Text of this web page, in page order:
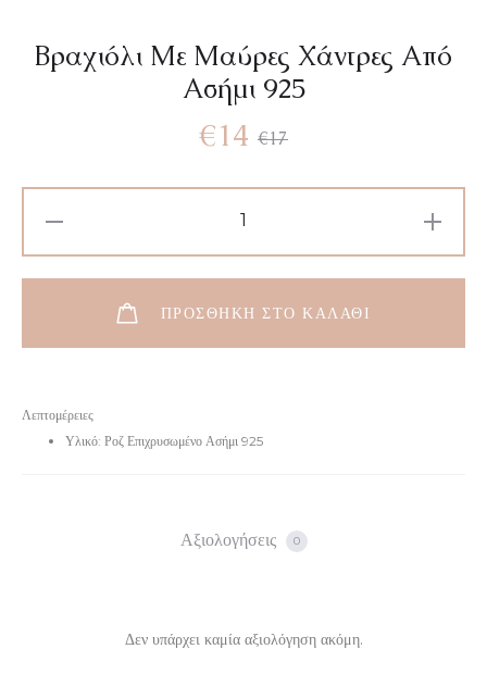
Βραχιόλι Με Μαύρες Χάντρες Από
Ασήμι 925
Λεπτομέρειες
Υλικό: Ροζ Επιχρυσωμένο Ασήμι 925
€17
Original
price
was:
€17.
€14
Η
τρέχουσα
τιμή
είναι:
ποσότητα
ΠΡΟΣΘΉΚΗ ΣΤΟ ΚΑΛΆΘΙ
Αξιολογήσεις 0
Δεν υπάρχει καμία αξιολόγηση ακόμη.